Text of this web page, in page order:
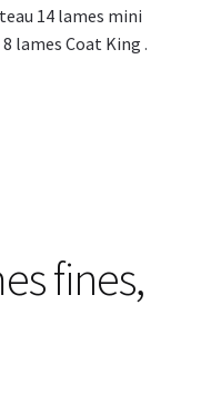
14 lames mini
lames Coat King.
fines,